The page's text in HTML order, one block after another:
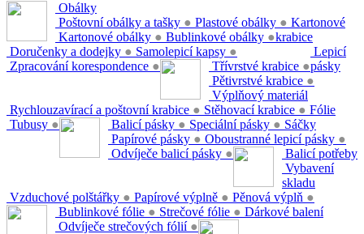
Obálky
Poštovní obálky a tašky ● Plastové obálky ●
Kartonové obálky ● Bublinkové obálky ●
Doručenky a dodejky ● Samolepicí kapsy ●
Zpracování korespondence ●
Kartonové
krabice
Třívrstvé krabice ●
Pětivrstvé krabice ●
Rychlouzavírací a poštovní krabice ● Stěhovací krabice ●
Tubusy ●
Lepicí
pásky
Balicí pásky ● Speciální pásky ●
Papírové pásky ● Oboustranné lepicí pásky ●
Odvíječe balicí pásky ●
Výplňový materiál
Vzduchové polštářky ● Papírové výplně ● Pěnová výplň ●
Fólie
Bublinkové fólie ● Strečové fólie ●
Odvíječe strečových fólií ●
Sáčky
Balicí potřeby
Vybavení
skladu
Dárkové balení